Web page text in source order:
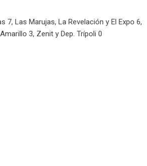
7, Las Marujas, La Revelación y El Expo 6,
3, Zenit y Dep. Trípoli 0